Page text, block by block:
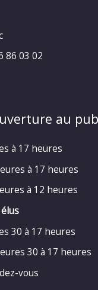
86 03 02
au
à 17 heures
à 17 heures
à 12 heures
30 à 17 heures
30 à 17 heures
vous